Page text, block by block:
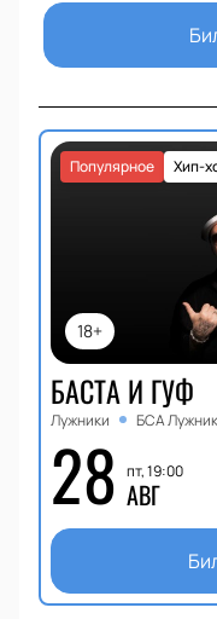
18+
Хип-
Популярное
БАСТА И ГУФ
Лужники БСА
28 пт, 19:00
АВГ